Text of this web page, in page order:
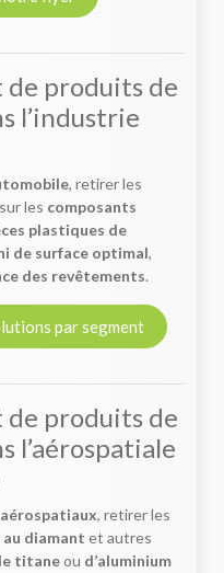
de produits de
l’industrie
, retirer les
sur les composants
plastiques de
de surface optimal,
des revêtements.
par segment
de produits de
l’aérospatiale
, retirer les
diamant et autres
titaneou d’aluminium